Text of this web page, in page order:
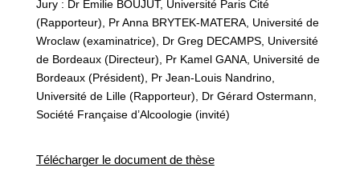
Jury : Dr Emilie BOUJUT, Université Paris Cité
(Rapporteur), Pr Anna BRYTEK-MATERA, Université de
Wroclaw (examinatrice), Dr Greg DECAMPS, Université
de Bordeaux (Directeur), Pr Kamel GANA, Université de
Bordeaux (Président), Pr Jean-Louis Nandrino,
Université de Lille (Rapporteur), Dr Gérard Ostermann,
Société Française d’Alcoologie (invité)
Télécharger le document de thèse